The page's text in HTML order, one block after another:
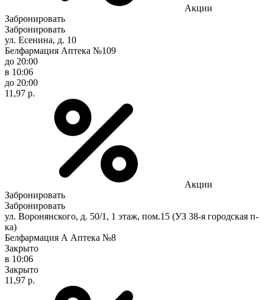
Акции
Забронировать
Забронировать
ул. Есенина, д. 10
Белфармация Аптека №109
до 20:00
в 10:06
до 20:00
11,97 р.
Акции
Забронировать
Забронировать
ул. Воронянского, д. 50/1, 1 этаж, пом.15 (УЗ 38-я городская п-
ка)
Белфармация А Аптека №8
Закрыто
в 10:06
Закрыто
11,97 р.